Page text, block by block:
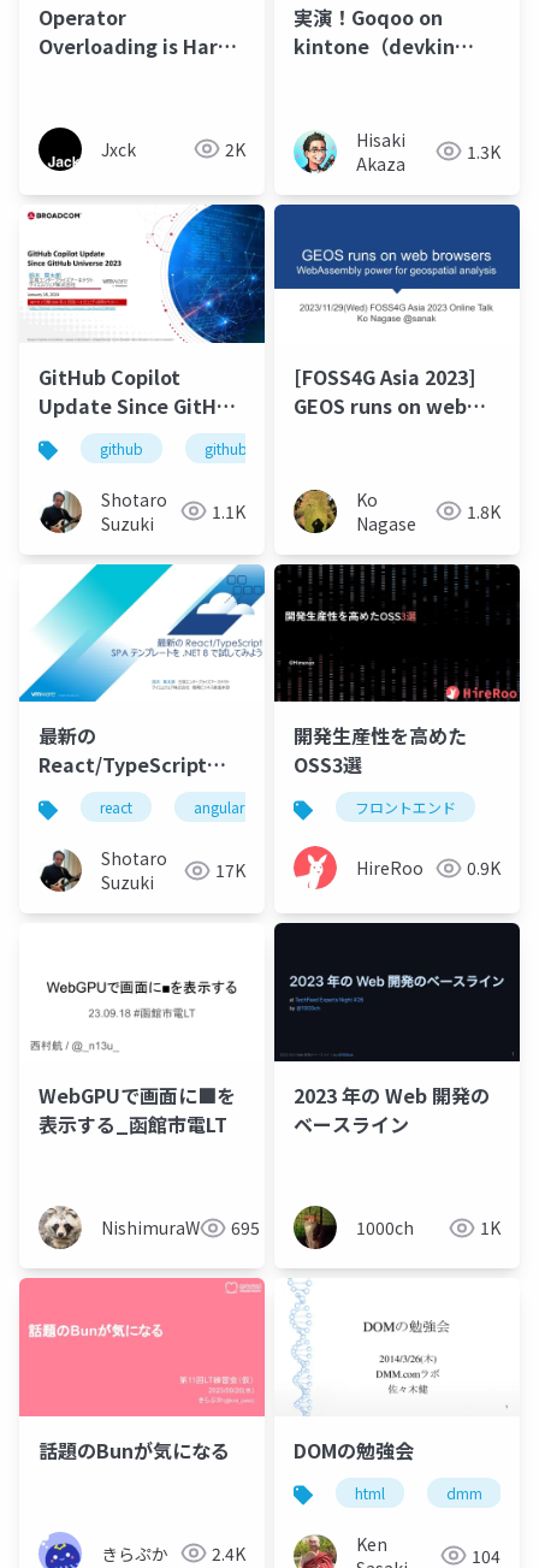
Operator
Overloading is Hard -
Jxck 2K
実演！Goqoo on
kintone（devkin
Hisaki
Akaza
1.3K
GitHub Copilot
Update Since GitHub
Universe 2023
github github copilot
Shotaro
Suzuki
1.1K
[FOSS4G Asia 2023]
GEOS runs on web
for geospatial
analysis
Ko
Nagase
1.8K
最新の
React/TypeScript
SPA テンプレートを
.NET 8 で試してみよう
react angular vue node.js
Shotaro
Suzuki
17K
開発生産性を高めた
OSS3選
フロントエンド
HireRoo 0.9K
WebGPUで画面に■を
表示する_函館市電LT
NishimuraWataru695
2023 年の Web 開発の
ベースライン
1000ch 1K
話題のBunが気になる
きらぷか 2.4K
DOMの勉強会
html dmm
Ken
104